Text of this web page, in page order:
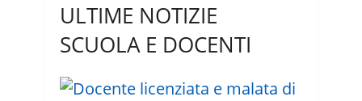
ULTIME NOTIZIE
SCUOLA E DOCENTI